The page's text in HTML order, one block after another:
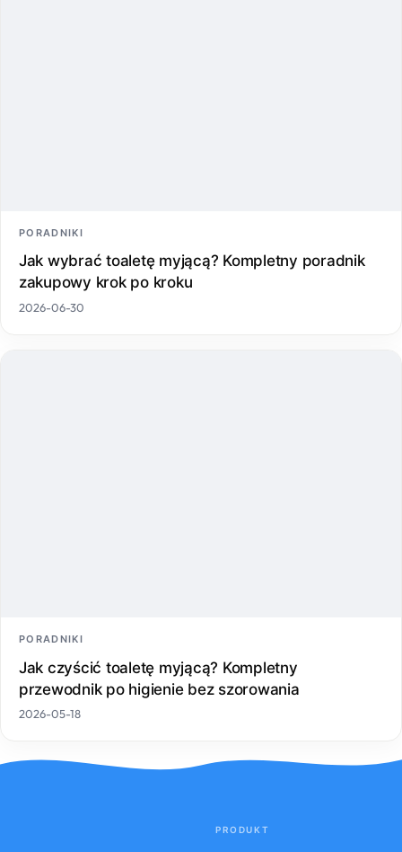
PORADNIKI
Jak wybrać toaletę myjącą? Kompletny poradnik
zakupowy krok po kroku
2026-06-30
PORADNIKI
Jak czyścić toaletę myjącą? Kompletny
przewodnik po higienie bez szorowania
2026-05-18
PRODUKT